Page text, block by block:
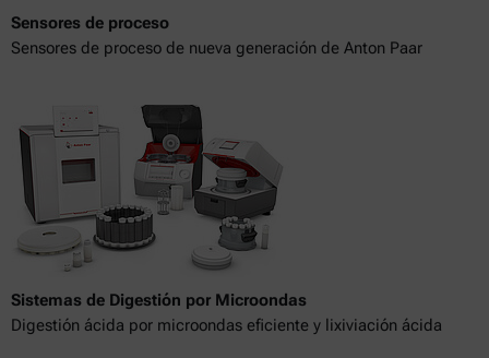
Sensores de proceso
Sensores de proceso de nueva generación de Anton Paar
Sistemas de Digestión por Microondas
Digestión ácida por microondas eficiente y lixiviación ácida